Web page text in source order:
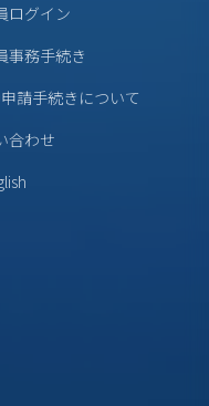
ログイン
事務手続き
申請手続きについて
合わせ